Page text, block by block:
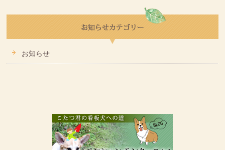
お知らせ